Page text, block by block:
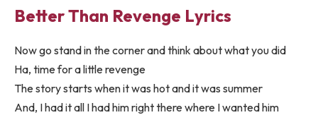
Better Than Revenge Lyrics
Now go stand in the corner and think about what you did
Ha, time for a little revenge
The story starts when it was hot and it was summer
And, I had it all I had him right there where I wanted him